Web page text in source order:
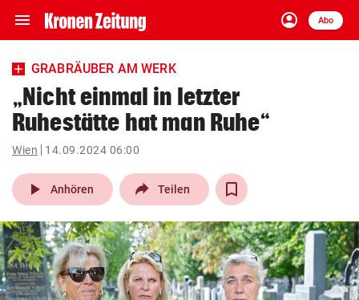
menu Navigation
ein-/ausklappen
account_circle
Anmelden
Abo
close Schließen
account_circle Anmelden
arrow_right
pin_drop
Wien arrow_right
bookmark
search
Suchbegriff
eingeben
GRABRÄUBER AM WERK
„Nicht einmal in letzter
Ruhestätte hat man Ruhe“
Wien 14.09.2024 06:00
play_arrow Anhören Teilen